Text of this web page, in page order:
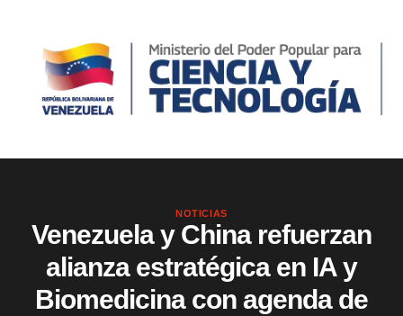
NOTICIAS
Venezuela y China refuerzan
alianza estratégica en IA y
Biomedicina con agenda de